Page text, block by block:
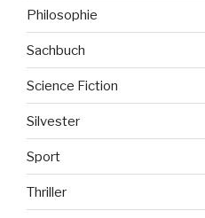
Philosophie
Sachbuch
Science Fiction
Silvester
Sport
Thriller